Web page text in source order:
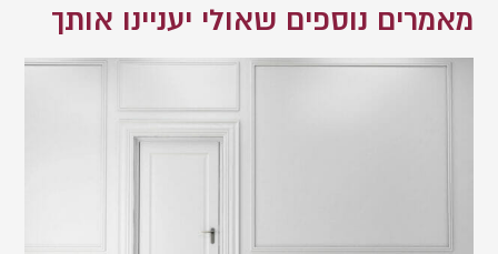
מאמרים נוספים שאולי יעניינו אותך